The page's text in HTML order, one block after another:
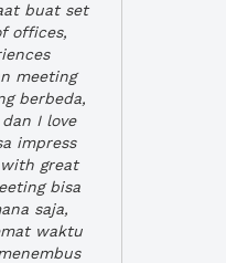
buat set
offices,
meeting
berbeda,
I love
impress
great
bisa
saja,
waktu